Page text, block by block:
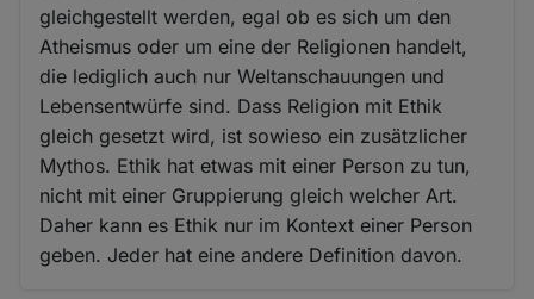
gleichgestellt werden, egal ob es sich um den
Atheismus oder um eine der Religionen handelt,
die lediglich auch nur Weltanschauungen und
Lebensentwürfe sind. Dass Religion mit Ethik
gleich gesetzt wird, ist sowieso ein zusätzlicher
Mythos. Ethik hat etwas mit einer Person zu tun,
nicht mit einer Gruppierung gleich welcher Art.
Daher kann es Ethik nur im Kontext einer Person
geben. Jeder hat eine andere Definition davon.